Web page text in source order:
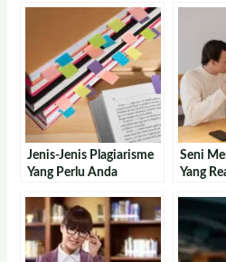
Jenis-Jenis Plagiarisme
Yang Perlu Anda
Seni
Yang